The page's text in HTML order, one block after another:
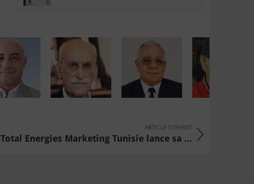
ARTICLE SUIVANT
Total Energies Marketing Tunisie lance sa ...